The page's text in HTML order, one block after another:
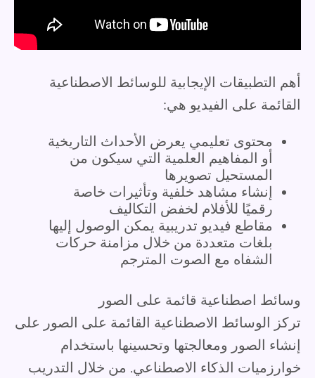
أهم التطبيقات الإيجابية للوسائط الاصطناعية
القائمة على الفيديو هي:
محتوى تعليمي يعرض الأحداث التاريخية
أو المفاهيم العلمية التي سيكون من
المستحيل تصويرها
إنشاء مشاهد خلفية وتأثيرات خاصة
رقميًا للأفلام لخفض التكاليف
مقاطع فيديو تدريبية يمكن الوصول إليها
بلغات متعددة من خلال مزامنة حركات
الشفاه مع الصوت المترجم
وسائط اصطناعية قائمة على الصور
تركز الوسائط الاصطناعية القائمة على الصور على
إنشاء الصور ومعالجتها وتحسينها باستخدام
خوارزميات الذكاء الاصطناعي. من خلال التدريب